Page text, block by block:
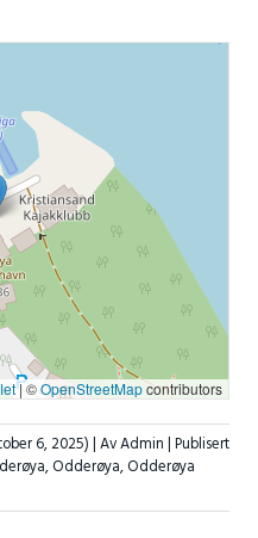
|©OpenStreetMapcontributors
6, 2025)| Av Admin |Publisert
,Odderøya,Odderøya